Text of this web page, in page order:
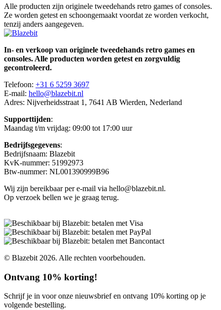
Alle producten zijn originele tweedehands retro games of consoles.
Ze worden getest en schoongemaakt voordat ze worden verkocht,
tenzij anders aangegeven.
In- en verkoop van originele tweedehands retro games en
consoles. Alle producten worden getest en zorgvuldig
gecontroleerd.
Telefoon: +31 6 5259 3697
E-mail: hello@blazebit.nl
Adres: Nijverheidsstraat 1, 7641 AB Wierden, Nederland
Supporttijden:
Maandag t/m vrijdag: 09:00 tot 17:00 uur
Bedrijfsgegevens:
Bedrijfsnaam: Blazebit
KvK-nummer: 51992973
Btw-nummer: NL001390999B96
Wij zijn bereikbaar per e-mail via hello@blazebit.nl.
Op verzoek bellen we je graag terug.
© Blazebit 2026. Alle rechten voorbehouden.
Ontvang 10% korting!
Schrijf je in voor onze nieuwsbrief en ontvang 10% korting op je
volgende bestelling.